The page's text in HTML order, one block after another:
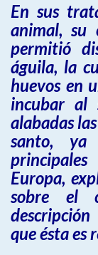
En sus
animal, su
permitió
águila, la
huevos en
incubar al
alabadas
santo,
Europa,
sobre el
que ésta es